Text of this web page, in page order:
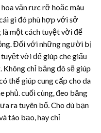
văn rực rỡ hoặc màu
gì đó phù hợp với sở
là một cách tuyệt vời để
Đối với những người bị
vời để giúp che giấu
chỉ băng đô sẽ giúp
thể giúp cung cấp cho da
phủ. cuối cùng, đeo băng
ra tuyên bố. Cho dù bạn
táo bạo, hay chỉ